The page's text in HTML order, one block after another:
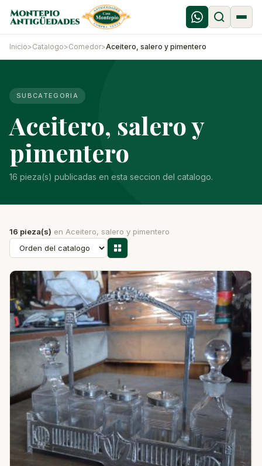
Inicio>Catalogo>Comedor>Aceitero, salero y pimentero
SUBCATEGORIA
Aceitero, salero y
pimentero
16 pieza(s) publicadas en esta seccion del catalogo.
16 pieza(s) en Aceitero, salero y pimentero